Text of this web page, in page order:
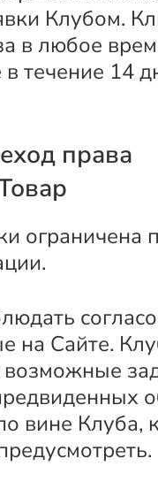
Клубом.
в любое
течение 14
права
ограничена
на Сайте.
возможные
вине Клуба,